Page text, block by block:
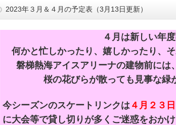
2023年３月＆４月の予定表（3月13日更新）
４月は新しい年
何かと忙しかったり、嬉しかったり、
磐梯熱海アイスアリーナの建物前には
桜の花びらが散っても見事な緑
今シーズンのスケートリンクは ４月２３
に大会等で貸し切りが多くご迷惑をおか